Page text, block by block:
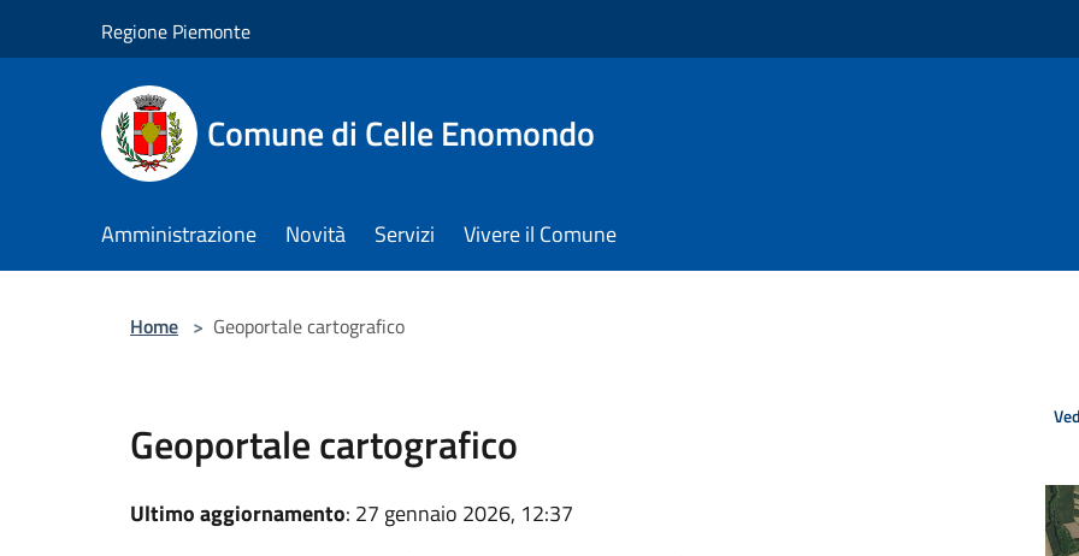
Regione Piemonte
Comune di Celle Enomondo
Amministrazione Novità Servizi Vivere il Comune
Home > Geoportale cartografico
Geoportale cartografico
Ultimo aggiornamento: 27 gennaio 2026, 12:37